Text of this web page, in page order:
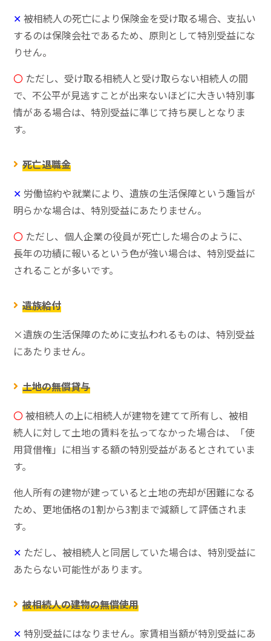
✕被相続人の死亡により保険金を受け取る場合、支払い
するのは保険会社であるため、原則として特別受益にな
りせん。
〇 ただし、受け取る相続人と受け取らない相続人の間
で、不公平が見逃すことが出来ないほどに大きい特別事
情がある場合は、特別受益に準じて持ち戻しとなりま
す。
死亡退職金
✕ 労働協約や就業により、遺族の生活保障という趣旨が
明らかな場合は、特別受益にあたりません。
〇 ただし、個人企業の役員が死亡した場合のように、
長年の功績に報いるという色が強い場合は、特別受益に
されることが多いです。
遺族給付
×遺族の生活保障のために支払われるものは、特別受益
にあたりません。
土地の無償貸与
〇被相続人の上に相続人が建物を建てて所有し、被相
続人に対して土地の賃料を払ってなかった場合は、「使
用貸借権」に相当する額の特別受益があるとされていま
す。
他人所有の建物が建っていると土地の売却が困難になる
ため、更地価格の1割から3割まで減額して評価されま
す。
✕ ただし、被相続人と同居していた場合は、特別受益に
あたらない可能性があります。
被相続人の建物の無償使用
✕ 特別受益にはなりません。家賃相当額が特別受益にあ